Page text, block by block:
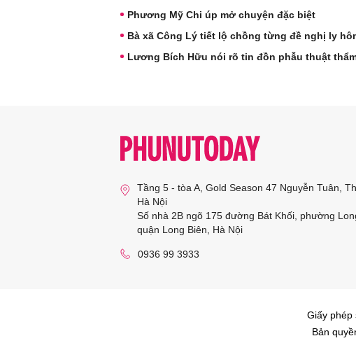
Phương Mỹ Chi úp mở chuyện đặc biệt
Bà xã Công Lý tiết lộ chồng từng đề nghị ly
Lương Bích Hữu nói rõ tin đồn phẫu thuật
Tầng 5 - tòa A, Gold Season 47 Nguyễn Tuân,
Hà Nội
Số nhà 2B ngõ 175 đường Bát Khối, phường
quận Long Biên, Hà Nội
0936 99 3933
Giấy phép
Bản